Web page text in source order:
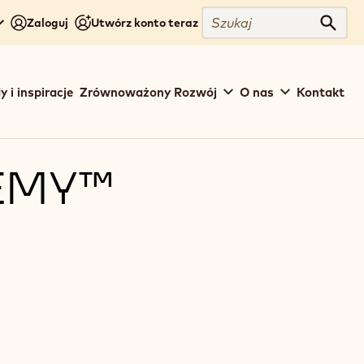
Zaloguj Utwórz konto teraz
Szukaj
i inspiracje Zrównoważony Rozwój O nas Kontakt